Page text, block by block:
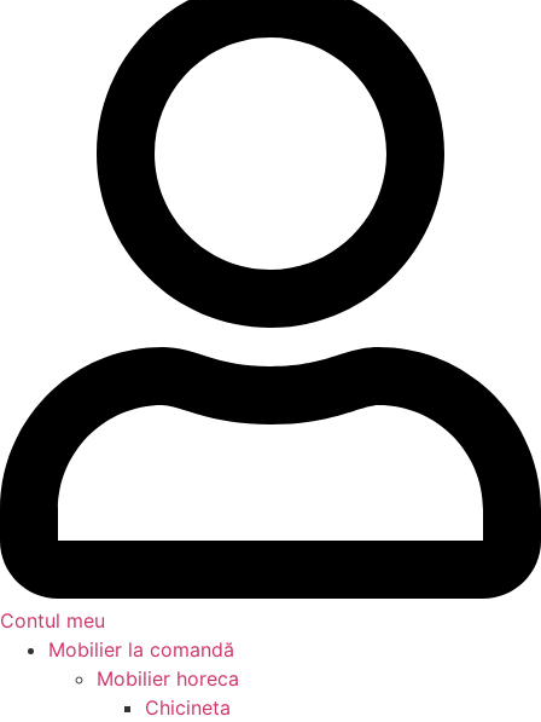
Contul meu
Mobilier la comandă
Mobilier horeca
Chicineta